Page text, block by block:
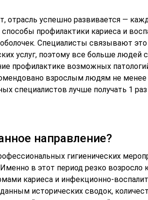
отрасль успешно развивается —
профилактики кариеса и
Специалисты связывают
услуг, поэтому все больше людей
профилактике возможных
взрослым людям не менее
специалистов лучше получать 1 раз
направление?
гигиенических
в этот период резко возросло
кариеса и инфекционно-
исторических сводок,